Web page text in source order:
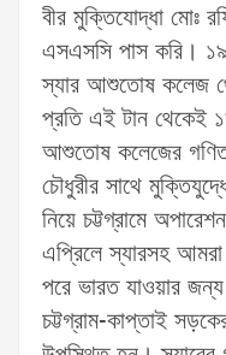
বীর মুক্তিযোদ্ধা মোঃ
এসএসসি পাস করি।
স্যার আশুতোষ কলেজ
প্রতি এই টান থেকেই
আশুতোষ কলেজের গণিত
চৌধুরীর সাথে
নিয়ে চট্টগ্রামে
এপ্রিলে স্যারসহ আমরা
পরে ভারত যাওয়ার জন্য
চট্টগ্রাম-কাপ্তাই